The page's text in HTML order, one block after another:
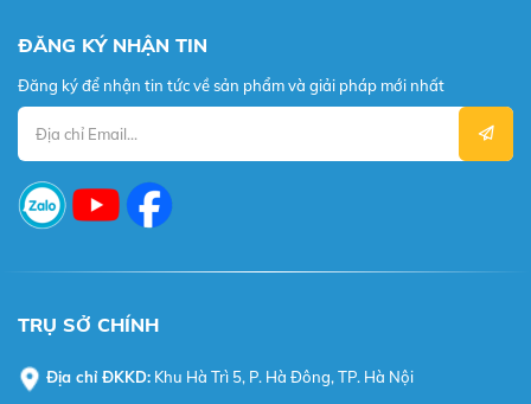
ĐĂNG KÝ NHẬN TIN
Đăng ký để nhận tin tức về sản phẩm và giải pháp mới nhất
TRỤ SỞ CHÍNH
Địa chỉ ĐKKD: Khu Hà Trì 5, P. Hà Đông, TP. Hà Nội